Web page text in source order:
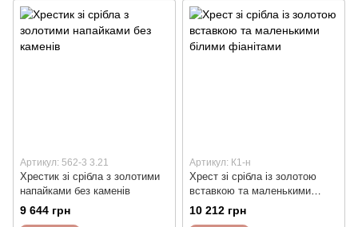
Артикул: 562-3 3.21
Хрестик зі срібла з золотими
напайками без каменів
9 644 грн
Артикул: К1-н
Хрест зі срібла із золотою
вставкою та маленькими
білими фіанітами
10 212 грн